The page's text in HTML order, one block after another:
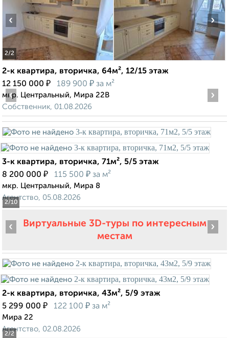
2/2
‹ ›
2-к квартира, вторичка, 64м², 12/15 этаж
12 150 000 ₽ 189 900 ₽ за м²
мкр. Центральный, Мира 22В
Собственник, 01.08.2026
2/10
‹ ›
3-к квартира, вторичка, 71м², 5/5 этаж
8 200 000 ₽ 115 500 ₽ за м²
мкр. Центральный, Мира 8
Агентство, 05.08.2026
Виртуальные 3D-туры по интересным
местам
2/2
‹ ›
2-к квартира, вторичка, 43м², 5/9 этаж
5 299 000 ₽ 122 100 ₽ за м²
Мира 22
Агентство, 02.08.2026